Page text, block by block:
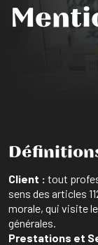
Client : tout
sens des articles
morale, qui visite
générales.
Prestations et